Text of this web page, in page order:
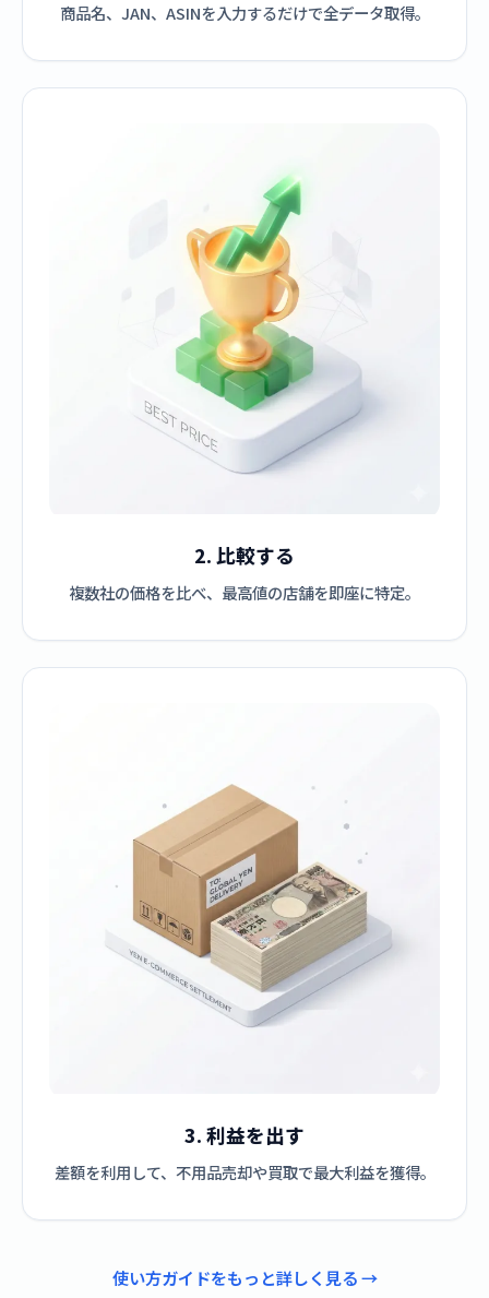
商品名、JAN、ASINを入力するだけで全データ取得。
2. 比較する
複数社の価格を比べ、最高値の店舗を即座に特定。
3. 利益を出す
差額を利用して、不用品売却や買取で最大利益を獲得。
使い方ガイドをもっと詳しく見る →